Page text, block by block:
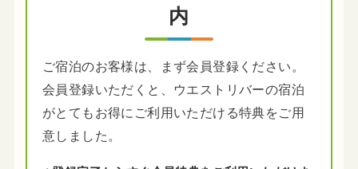
内
ご宿泊のお客様は、まず会員登録ください。
会員登録いただくと、ウエストリバーの宿泊
がとてもお得にご利用いただける特典をご用
意しました。